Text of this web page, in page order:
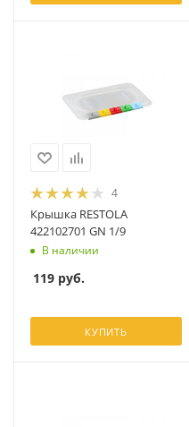
4
Крышка RESTOLA
422102701 GN 1/9
В наличии
119 руб.
КУПИТЬ